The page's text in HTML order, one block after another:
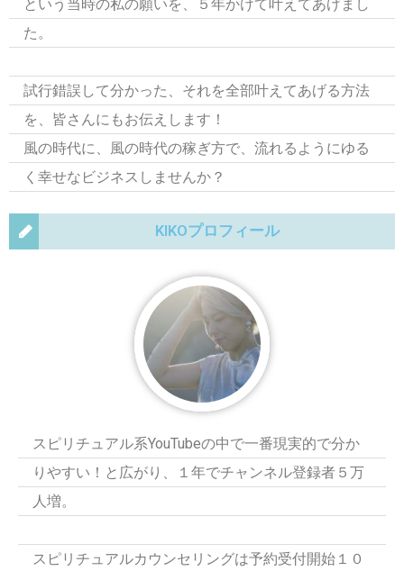
という当時の私の願いを、５年かけて叶えてあげまし
た。
試行錯誤して分かった、それを全部叶えてあげる方法
を、皆さんにもお伝えします！
風の時代に、風の時代の稼ぎ方で、流れるようにゆる
く幸せなビジネスしませんか？
KIKOプロフィール
スピリチュアル系YouTubeの中で一番現実的で分か
りやすい！と広がり、１年でチャンネル登録者５万
人増。
スピリチュアルカウンセリングは予約受付開始１０